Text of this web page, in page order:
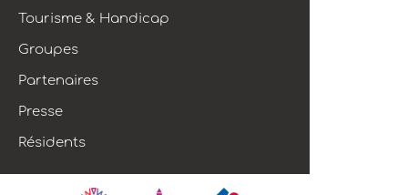
Tourisme & Handicap
Groupes
Partenaires
Presse
Résidents